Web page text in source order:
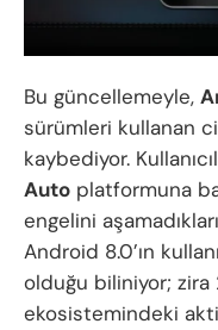
Bu güncellemeyle,
sürümleri kullanan
kaybediyor.
Auto platformuna
engelini
Android 8.0’ın
olduğu biliniyor; zira
ekosistemindeki